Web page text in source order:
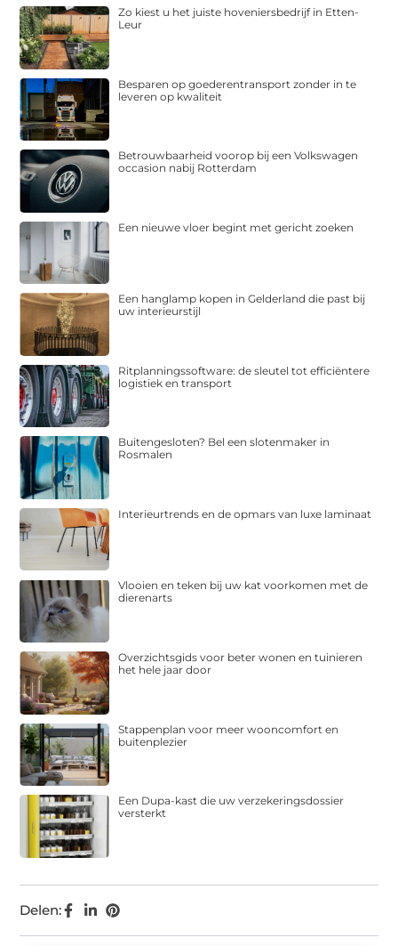
Delen:
Zo kiest u het juiste hoveniersbedrijf in Etten-
Leur
Besparen op goederentransport zonder in te
leveren op kwaliteit
Betrouwbaarheid voorop bij een Volkswagen
occasion nabij Rotterdam
Een nieuwe vloer begint met gericht zoeken
Een hanglamp kopen in Gelderland die past bij
uw interieurstijl
Ritplanningssoftware: de sleutel tot efficiëntere
logistiek en transport
Buitengesloten? Bel een slotenmaker in
Rosmalen
Interieurtrends en de opmars van luxe laminaat
Vlooien en teken bij uw kat voorkomen met de
dierenarts
Overzichtsgids voor beter wonen en tuinieren
het hele jaar door
Stappenplan voor meer wooncomfort en
buitenplezier
Een Dupa-kast die uw verzekeringsdossier
versterkt